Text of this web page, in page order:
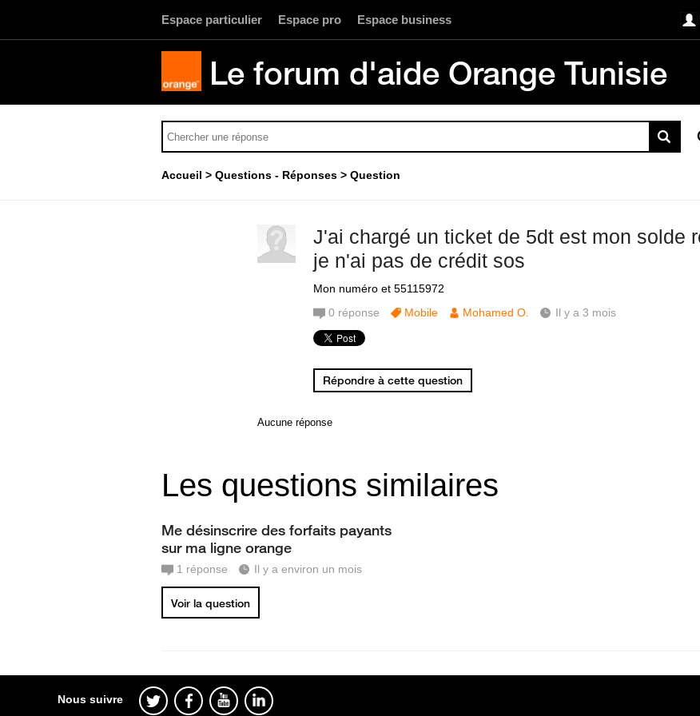
Espace particulier Espace pro Espace business
Le forum d'aide Orange Tunisie
Accueil Questions - Réponses Question
J'ai chargé un ticket de 5dt est mon solde
je n'ai pas de crédit sos
Mon numéro et 55115972
0 réponse Mobile Mohamed O. Il y a 3 mois
Répondre à cette question
Aucune réponse
Les questions similaires
Me désinscrire des forfaits payants
sur ma ligne orange
1 réponse Il y a environ un mois
Voir la question
Nous suivre